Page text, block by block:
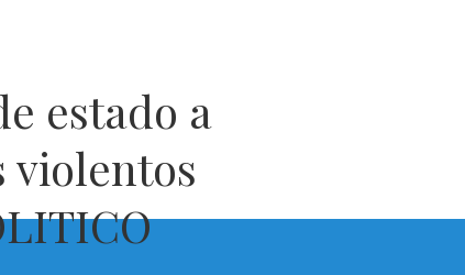
estado a
violentos